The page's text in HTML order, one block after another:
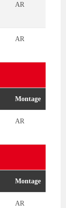
AR
AR
Montage
AR
Montage
AR